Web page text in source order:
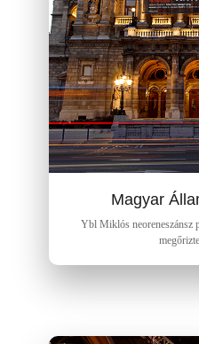
Magyar
Ybl Miklós neoreneszánsz